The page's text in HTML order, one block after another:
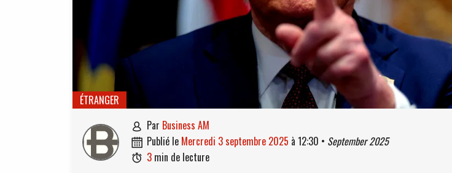
ÉTRANGER
 par Business AM
 publié le mercredi 3 septembre 2025 à 12:30 • September 2025
 3 min de lecture